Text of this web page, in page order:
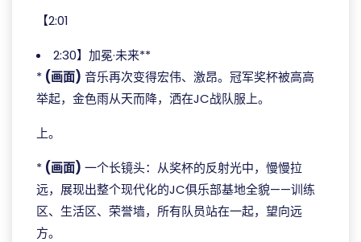
【2:01
2:30】加冕·未来**
* (画面) 音乐再次变得宏伟、激昂。冠军奖杯被高高
举起，金色雨从天而降，洒在JC战队服上。
上。
* (画面) 一个长镜头：从奖杯的反射光中，慢慢拉
远，展现出整个现代化的JC俱乐部基地全貌——训练
区、生活区、荣誉墙，所有队员站在一起，望向远
方。